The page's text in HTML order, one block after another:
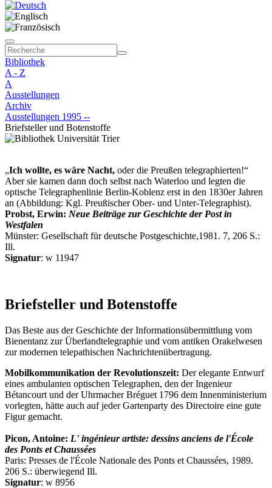
Bibliothek
A - Z
A
Ausstellungen
Archiv
Ausstellungen 1995 --
Briefsteller und Botenstoffe
„Ich wollte, es wäre Nacht, oder die Preußen telegraphierten!“
Aber sie kamen dann doch selbst nach Waterloo und legten die
optische Telegraphenlinie Berlin-Koblenz erst in den 1830er Jahren
an (Abbildung: Kgl. Preußischer Ober- und Unter-Telegraphist).
Probst, Erwin: Neue Beiträge zur Geschichte der Post in
Westfalen
Münster: Gesellschaft für deutsche Postgeschichte,1981. 7, 206 S.:
Ill.
Signatur: w 11947
Briefsteller und Botenstoffe
Das Beste aus der Geschichte der Informationsübermittlung vom
Bienentanz zur Überlandtelegraphie und vom antiken Orakelwesen
zur modernen telepathischen Nachrichtenübertragung.
Mobilkommunikation der Revolutionszeit: Der elegante Entwurf
eines ambulanten optischen Telegraphen, den der Ingenieur
Bétancourt und der Uhrmacher Bréguet 1796 dem Innenministerium
vorlegten, hätte auch auf jeder Gartenparty des Directoire eine gute
Figur gemacht.
Picon, Antoine: L' ingénieur artiste: dessins anciens de l'École
des Ponts et Chaussées
Paris: Presses de l'École Nationale des Ponts et Chaussées, 1989.
206 S.: überwiegend Ill.
Signatur: w 8956